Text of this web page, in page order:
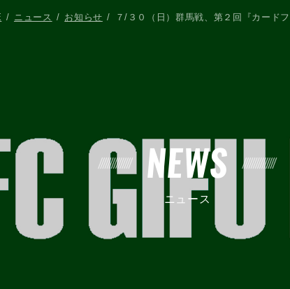
NEWS
ニュース
ニュース お知らせ ７/３０（日）群馬戦、第２回『カード